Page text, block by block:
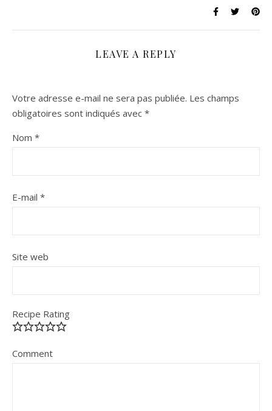
LEAVE A REPLY
Votre adresse e-mail ne sera pas publiée. Les champs
obligatoires sont indiqués avec *
Nom *
E-mail *
Site web
Recipe Rating
Comment